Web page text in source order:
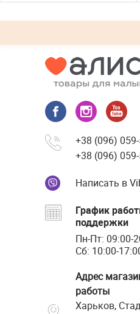
+38 (096)
+38 (096)
Написать в
График
поддержки
Пн-Пт: 09:00-
Сб: 10:00-
Адрес
работы
Харьков,